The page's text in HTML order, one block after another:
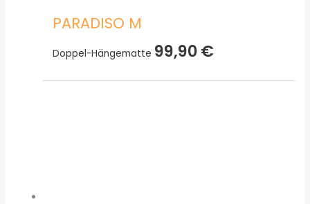
PARADISO M
Doppel-Hängematte 99,90€